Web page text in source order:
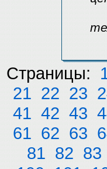
Страницы:
21 22 23
41 42 43
61 62 63
81 82 83